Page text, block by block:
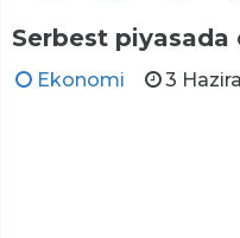
Serbest piyasada
Ekonomi 3